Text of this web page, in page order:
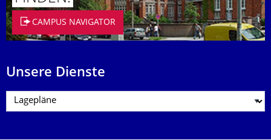
CAMPUS NAVIGATOR
Unsere Dienste